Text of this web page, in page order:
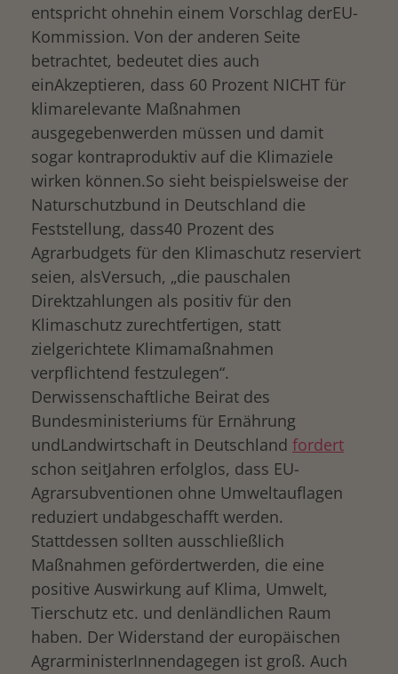
entspricht ohnehin einem Vorschlag derEU-
Kommission. Von der anderen Seite
betrachtet, bedeutet dies auch
einAkzeptieren, dass 60 Prozent NICHT für
klimarelevante Maßnahmen
ausgegebenwerden müssen und damit
sogar kontraproduktiv auf die Klimaziele
wirken können.So sieht beispielsweise der
Naturschutzbund in Deutschland die
Feststellung, dass40 Prozent des
Agrarbudgets für den Klimaschutz reserviert
seien, alsVersuch, „die pauschalen
Direktzahlungen als positiv für den
Klimaschutz zurechtfertigen, statt
zielgerichtete Klimamaßnahmen
verpflichtend festzulegen“.
Derwissenschaftliche Beirat des
Bundesministeriums für Ernährung
undLandwirtschaft in Deutschland fordert
schon seitJahren erfolglos, dass EU-
Agrarsubventionen ohne Umweltauflagen
reduziert undabgeschafft werden.
Stattdessen sollten ausschließlich
Maßnahmen gefördertwerden, die eine
positive Auswirkung auf Klima, Umwelt,
Tierschutz etc. und denländlichen Raum
haben. Der Widerstand der europäischen
AgrarministerInnendagegen ist groß. Auch